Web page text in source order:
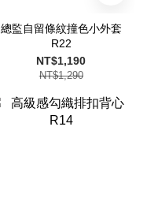
總監自留條紋撞色小外套
R22
NT$1,190
NT$1,290